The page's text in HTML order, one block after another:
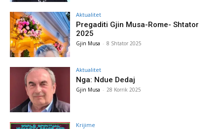
Aktualitet
Pregaditi Gjin Musa-Rome- Shtator
2025
Gjin Musa - 8 Shtator 2025
Aktualitet
Nga: Ndue Dedaj
Gjin Musa - 28 Korrik 2025
Krijime